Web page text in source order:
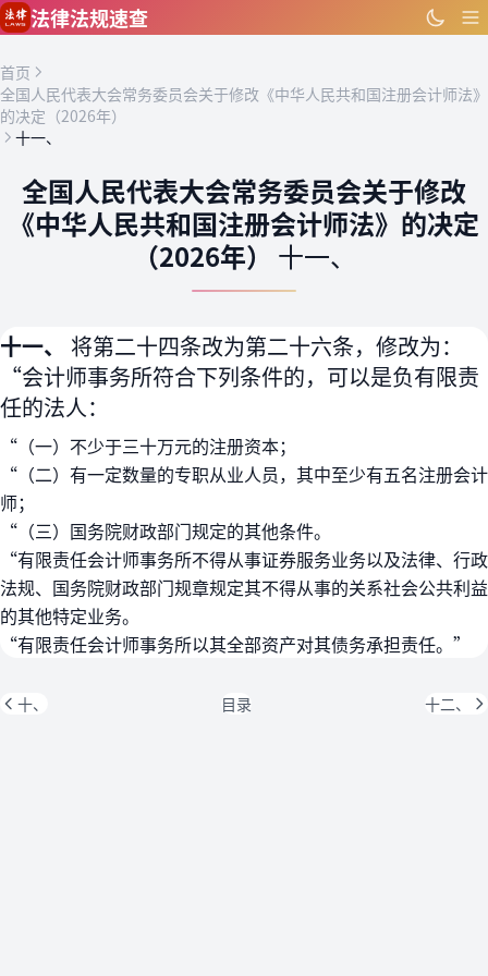
跳到主要内容
法律法规速查
首页
全国人民代表大会常务委员会关于修改《中华人民共和国注册会计师法》
的决定（2026年）
十一、
全国人民代表大会常务委员会关于修改
《中华人民共和国注册会计师法》的决定
（2026年） 十一、
十一、 将第二十四条改为第二十六条，修改为：
“会计师事务所符合下列条件的，可以是负有限责
任的法人：
“（一）不少于三十万元的注册资本；
“（二）有一定数量的专职从业人员，其中至少有五名注册会计
师；
“（三）国务院财政部门规定的其他条件。
“有限责任会计师事务所不得从事证券服务业务以及法律、行政
法规、国务院财政部门规章规定其不得从事的关系社会公共利益
的其他特定业务。
“有限责任会计师事务所以其全部资产对其债务承担责任。”
十、 目录 十二、